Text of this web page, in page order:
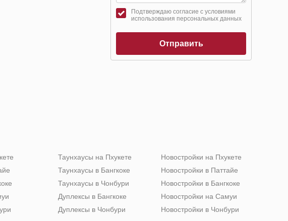
Подтверждаю согласие с условиями
использования персональных данных
Отправить
Таунхаусы на Пхукете
Таунхаусы в Бангкоке
Таунхаусы в Чонбури
Дуплексы в Бангкоке
Дуплексы в Чонбури
Новостройки на Пхукете
Новостройки в Паттайе
Новостройки в Бангкоке
Новостройки на Самуи
Новостройки в Чонбури